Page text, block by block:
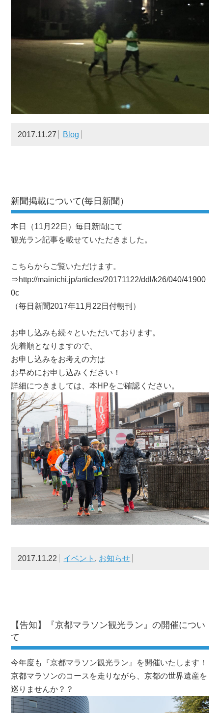
2017.11.27 Blog
新聞掲載について(毎日新聞）
本日（11月22日）毎日新聞にて
観光ラン記事を載せていただきました。
こちらからご覧いただけます。
⇒http://mainichi.jp/articles/20171122/ddl/k26/040/41900
0c
（毎日新聞2017年11月22日付朝刊）
お申し込みも続々といただいております。
先着順となりますので、
お申し込みをお考えの方は
お早めにお申し込みください！
詳細につきましては、本HPをご確認ください。
2017.11.22 イベント , お知らせ
【告知】『京都マラソン観光ラン』の開催につい
て
今年度も『京都マラソン観光ラン』を開催いたします！
京都マラソンのコースを走りながら、京都の世界遺産を
巡りませんか？？